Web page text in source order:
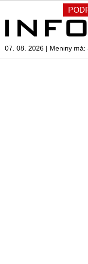
07. 08. 2026 | Meniny má: